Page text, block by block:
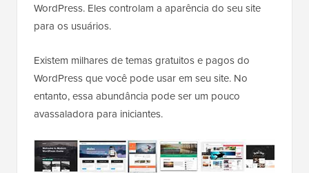
WordPress. Eles controlam a aparência do seu site
para os usuários.
Existem milhares de temas gratuitos e pagos do
WordPress que você pode usar em seu site. No
entanto, essa abundância pode ser um pouco
avassaladora para iniciantes.